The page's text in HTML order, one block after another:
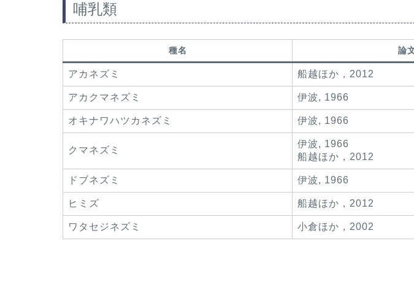
哺乳類
種名 論
アカネズミ 船越ほか，2012
アカクマネズミ 伊波, 1966
オキナワハツカネズミ 伊波, 1966
クマネズミ
伊波, 1966
船越ほか，2012
ドブネズミ 伊波, 1966
ヒミズ 船越ほか，2012
ワタセジネズミ 小倉ほか，2002